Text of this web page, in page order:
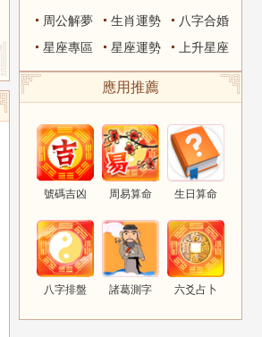
周公解夢 生肖運勢
八字合婚
星座專區
星座運勢 上升星座
應用推薦
號碼吉凶 周易算命 生日算命
八字排盤 諸葛測字 六爻占卜